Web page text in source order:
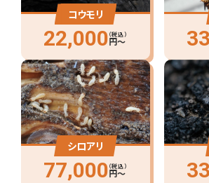
コウモリ
22,000（税込）
円〜
シロアリ
77,000（税込）
円〜